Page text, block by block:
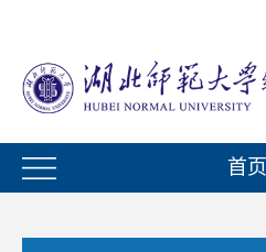
首页